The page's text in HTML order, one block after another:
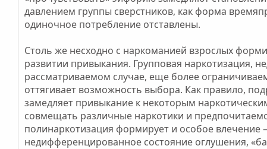
давлением группы сверстников, как форма
одиночное потребление отставлены.
Столь же несходно с наркоманией взрослых
развитии привыкания. Групповая наркотизация,
рассматриваемом случае, еще более
оттягивает возможность выбора. Как правило,
замедляет привыкание к некоторым
совмещать различные наркотики и
полинаркотизация формирует и особое
недифференцированное состояние оглушения,